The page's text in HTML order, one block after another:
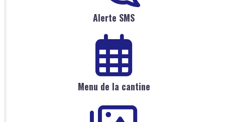
Alerte SMS
Menu de la cantine